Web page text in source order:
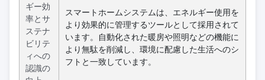
ギー効
率とサ
ステナ
ビリテ
ィへの
認識の
スマートホームシステムは、エネルギー使用を
より効果的に管理するツールとして採用されて
います。自動化された暖房や照明などの機能に
より無駄を削減し、環境に配慮した生活へのシ
フトと一致しています。